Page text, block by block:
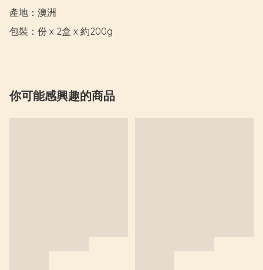
產地：澳洲
包裝：份 x 2盒 x 約200g
你可能感興趣的商品